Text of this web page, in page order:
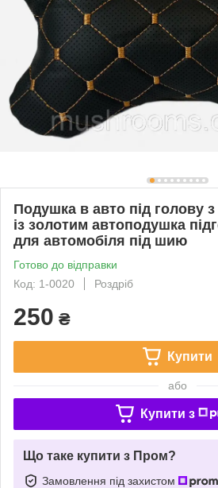
Подушка в авто під голову
із золотим автоподушка
для автомобіля під шию
Готово до відправки
Код: 1-0020
Роздріб
250 ₴
Купити
або
Купити з
Що таке купити з Пром?
Замовлення під захистом